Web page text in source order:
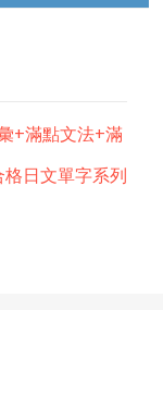
+滿點文法+滿
日文單字系列